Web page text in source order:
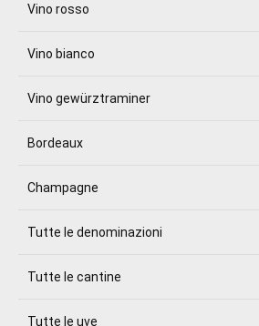
Vino rosso
Vino bianco
Vino gewürztraminer
Bordeaux
Champagne
Tutte le denominazioni
Tutte le cantine
Tutte le uve